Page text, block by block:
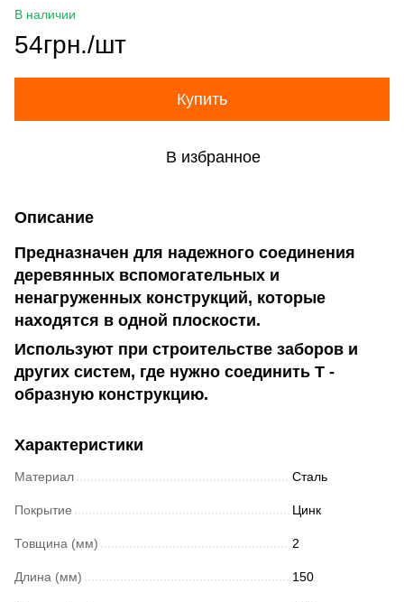
В наличии
54грн./шт
Купить
В избранное
Описание
Предназначен для надежного соединения
деревянных вспомогательных и
ненагруженных конструкций, которые
находятся в одной плоскости.
Используют при строительстве заборов и
других систем, где нужно соединить Т -
образную конструкцию.
Характеристики
Материал Сталь
Покрытие Цинк
Товщина (мм) 2
Длина (мм) 150